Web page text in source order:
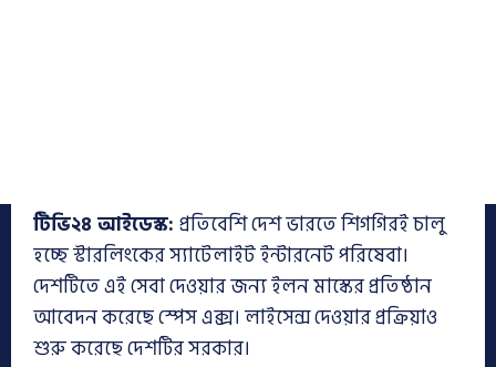
টিভি২৪ আইডেস্ক: প্রতিবেশি দেশ ভারতে শিগগিরই চালু
হচ্ছে স্টারলিংকের স্যাটেলাইট ইন্টারনেট পরিষেবা।
দেশটিতে এই সেবা দেওয়ার জন্য ইলন মাস্কের প্রতিষ্ঠান
আবেদন করেছে স্পেস এক্স। লাইসেন্স দেওয়ার প্রক্রিয়াও
শুরু করেছে দেশটির সরকার।